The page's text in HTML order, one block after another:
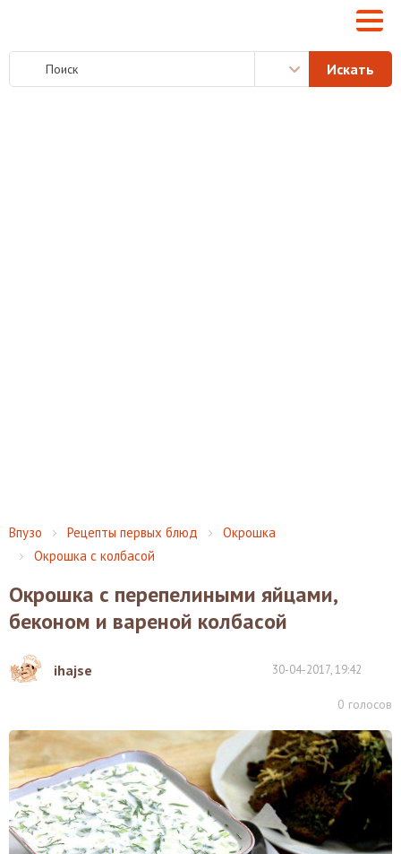
Впузо Рецепты первых блюд
Окрошка
Окрошка с колбасой
Окрошка с перепелиными яйцами,
беконом и вареной колбасой
ihajse 30-04-2017, 19:42
0 голосов